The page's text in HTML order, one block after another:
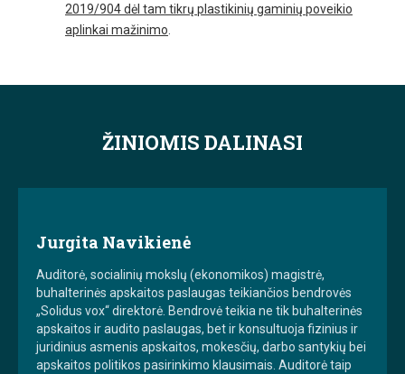
2019/904 dėl tam tikrų plastikinių gaminių poveikio
aplinkai mažinimo
ŽINIOMIS DALINASI
Jurgita Navikienė
Auditorė, socialinių mokslų (ekonomikos) magistrė,
buhalterinės apskaitos paslaugas teikiančios bendrovės
„Solidus vox“ direktorė. Bendrovė teikia ne tik buhalterinės
apskaitos ir audito paslaugas, bet ir konsultuoja fizinius ir
juridinius asmenis apskaitos, mokesčių, darbo santykių bei
apskaitos politikos pasirinkimo klausimais. Auditorė taip